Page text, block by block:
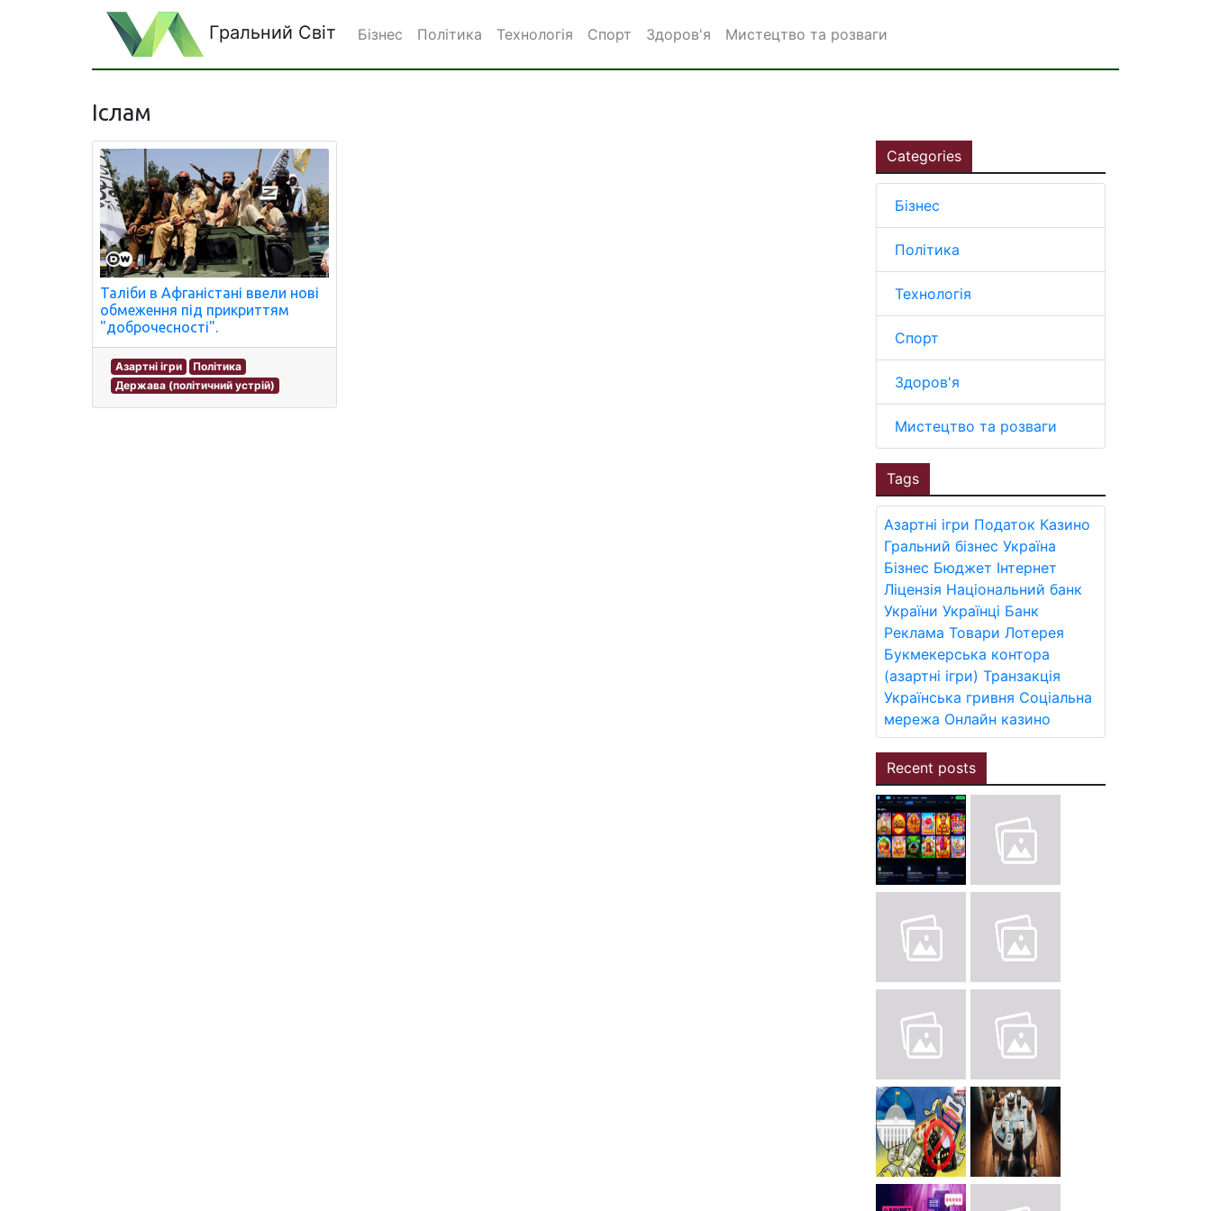
Гральний Світ Бізнес Політика Технологія Спорт Здоров'я Мистецтво та розваги
Іслам
Таліби в Афганістані ввели нові
обмеження під прикриттям
"доброчесності".
Азартні ігри
Політика
Держава (політичний устрій)
Categories
Бізнес
Політика
Технологія
Спорт
Здоров'я
Мистецтво та розваги
Tags
Азартні ігри Податок Казино
Гральний бізнес Україна
Бізнес Бюджет Інтернет
Ліцензія Національний банк
України Українці Банк
Реклама Товари Лотерея
Букмекерська контора
(азартні ігри) Транзакція
Українська гривня Соціальна
мережа Онлайн казино
Recent posts